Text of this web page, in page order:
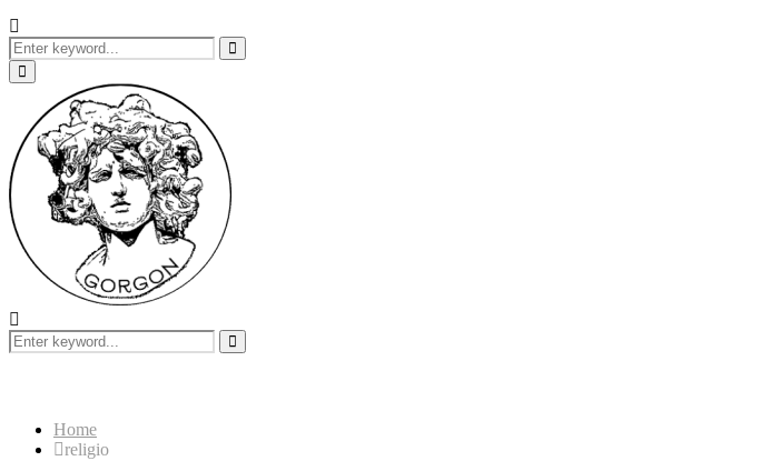
Search
for:
Search
Primary
Menu
Search
for:
Search
Home
religio